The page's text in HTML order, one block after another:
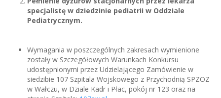
specjalistę w dziedzinie pediatrii w Oddziale
Pediatrycznym.
Wymagania w poszczególnych zakresach wymienione
zostały w Szczegółowych Warunkach Konkursu
udostępnionymi przez Udzielającego Zamówienie w
siedzibie 107 Szpitala Wojskowego z Przychodnią SPZOZ
w Wałczu, w Dziale Kadr i Płac, pokój nr 123 oraz na